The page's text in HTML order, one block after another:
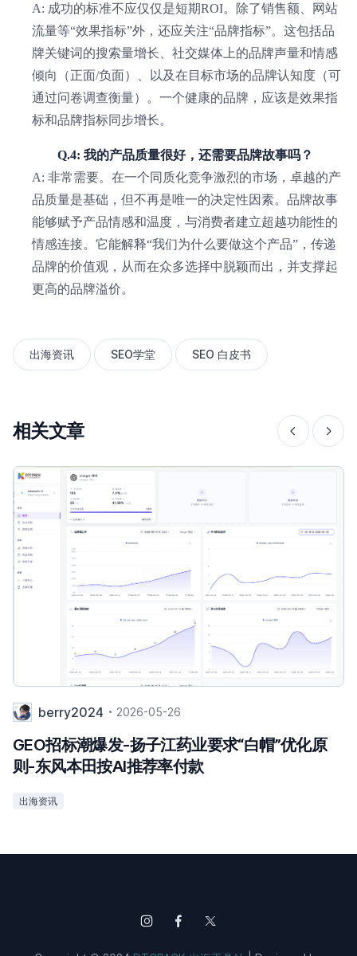
A: 成功的标准不应仅仅是短期ROI。除了销售额、网站
流量等“效果指标”外，还应关注“品牌指标”。这包括品
牌关键词的搜索量增长、社交媒体上的品牌声量和情感
倾向（正面/负面）、以及在目标市场的品牌认知度（可
通过问卷调查衡量）。一个健康的品牌，应该是效果指
标和品牌指标同步增长。
Q.4: 我的产品质量很好，还需要品牌故事吗？
A: 非常需要。在一个同质化竞争激烈的市场，卓越的产
品质量是基础，但不再是唯一的决定性因素。品牌故事
能够赋予产品情感和温度，与消费者建立超越功能性的
情感连接。它能解释“我们为什么要做这个产品”，传递
品牌的价值观，从而在众多选择中脱颖而出，并支撑起
更高的品牌溢价。
出海资讯 SEO学堂 SEO 白皮书
相关文章
berry2024 2026-05-26
GEO招标潮爆发-扬子江药业要求“白帽”优化原
则-东风本田按AI推荐率付款
出海资讯